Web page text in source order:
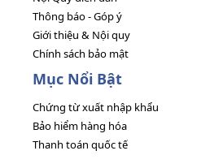
Thông báo - Góp ý
Giới thiệu & Nội quy
Chính sách bảo mật
Mục Nổi Bật
Chứng từ xuất nhập khẩu
Bảo hiểm hàng hóa
Thanh toán quốc tế